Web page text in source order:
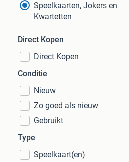
Speelkaarten, Jokers en
Kwartetten
Direct Kopen
Direct Kopen
Conditie
Nieuw
Zo goed als nieuw
Gebruikt
Type
Speelkaart(en)